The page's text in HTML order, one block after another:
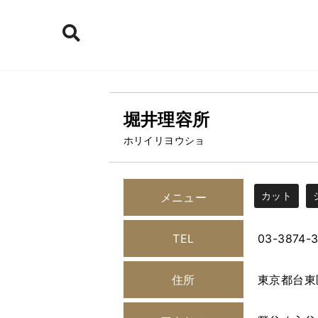
堀井理容所
ホリイリヨウショ
メニュー カット
TEL 03-3874-
住所 東京都台